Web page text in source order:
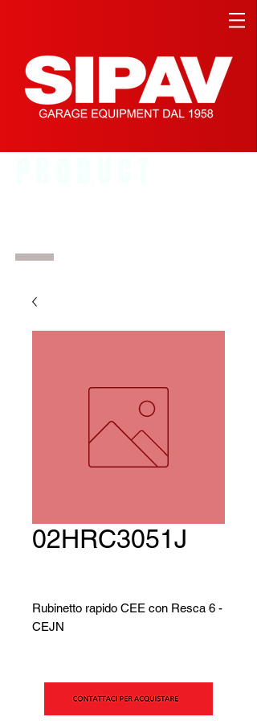
02HRC3051J
Rubinetto rapido CEE con Resca 6 -
CEJN